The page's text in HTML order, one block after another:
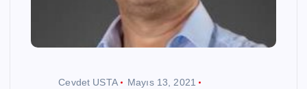
Cevdet USTA
Mayıs 13, 2021